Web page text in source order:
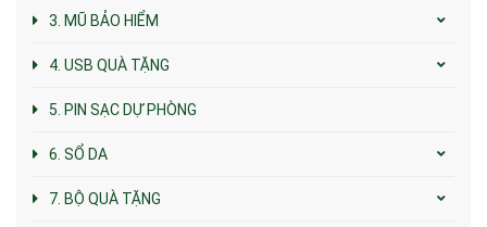
3. MŨ BẢO HIỂM
4. USB QUÀ TẶNG
5. PIN SẠC DỰ PHÒNG
6. SỔ DA
7. BỘ QUÀ TẶNG